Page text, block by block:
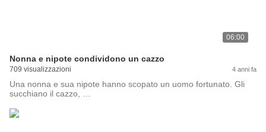
06:00
Nonna e nipote condividono un cazzo
709 visualizzazioni 4 anni fa
Una nonna e sua nipote hanno scopato un uomo fortunato. Gli
succhiano il cazzo, …